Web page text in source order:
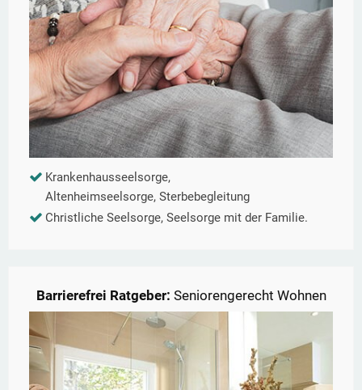
Krankenhausseelsorge,
Altenheimseelsorge, Sterbebegleitung
Christliche Seelsorge, Seelsorge mit der Familie.
Barrierefrei Ratgeber: Seniorengerecht Wohnen